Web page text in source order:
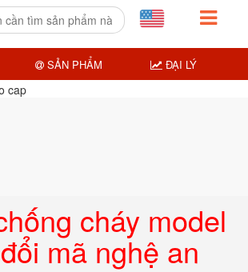
cháy model
mã nghệ an
SẢN PHẨM ĐẠI LÝ